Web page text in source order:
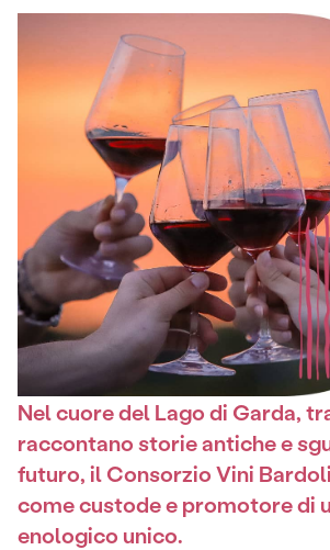
Nel cuore del Lago di Garda,
raccontano storie antiche e
futuro, il Consorzio Vini
come custode e promotore di
enologico unico.